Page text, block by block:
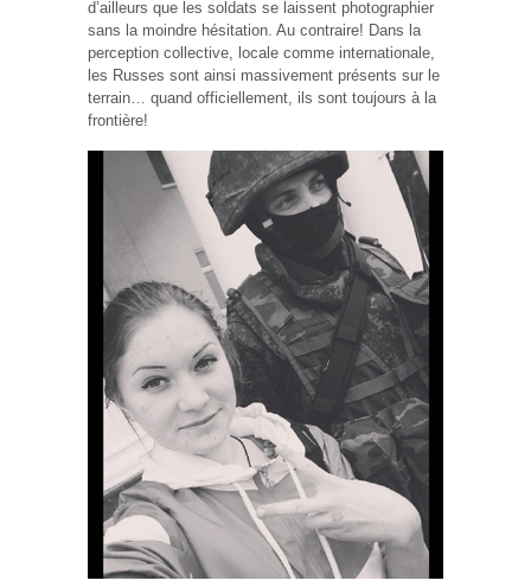
d’ailleurs que les soldats se laissent photographier
sans la moindre hésitation. Au contraire! Dans la
perception collective, locale comme internationale,
les Russes sont ainsi massivement présents sur le
terrain… quand officiellement, ils sont toujours à la
frontière!